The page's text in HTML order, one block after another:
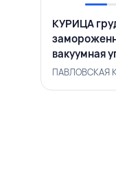
КУРИЦА
вакуумная